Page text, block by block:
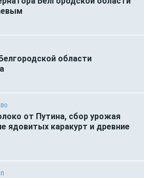
области
от Путина, сбор урожая
ядовитых каракурт и древние